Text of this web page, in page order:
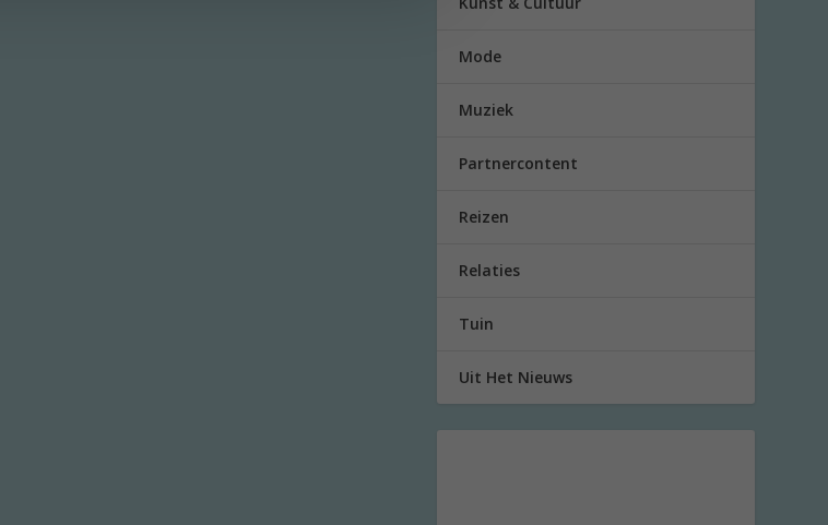
Mode
Muziek
Partnercontent
Reizen
Relaties
Tuin
Uit Het Nieuws